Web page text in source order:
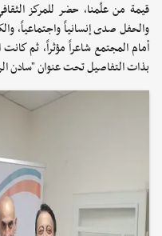
قيمة من علّمنا، حضر للمركز
والحفل صدى إنسانياً واجتماعياً،
أمام المجتمع شاعراً مؤثراً، ثم
بذات التفاصيل تحت عنوان "سادن